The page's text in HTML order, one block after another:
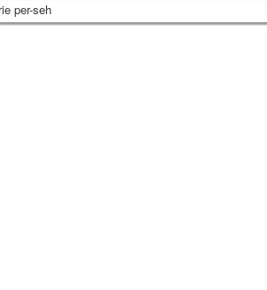
per-seh